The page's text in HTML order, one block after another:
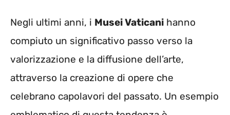
Negli ultimi anni, i Musei Vaticani hanno
compiuto un significativo passo verso la
valorizzazione e la diffusione dell’arte,
attraverso la creazione di opere che
celebrano capolavori del passato. Un esempio